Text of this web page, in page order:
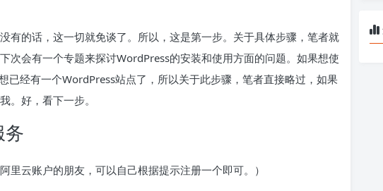
有的话，这一切就免谈了。所以，这是第一步。关于具体步骤，笔者就
次会有一个专题来探讨WordPress的安装和使用方面的问题。如果想使
已经有一个WordPress站点了，所以关于此步骤，笔者直接略过，如果
。好，看下一步。
务
里云账户的朋友，可以自己根据提示注册一个即可。）